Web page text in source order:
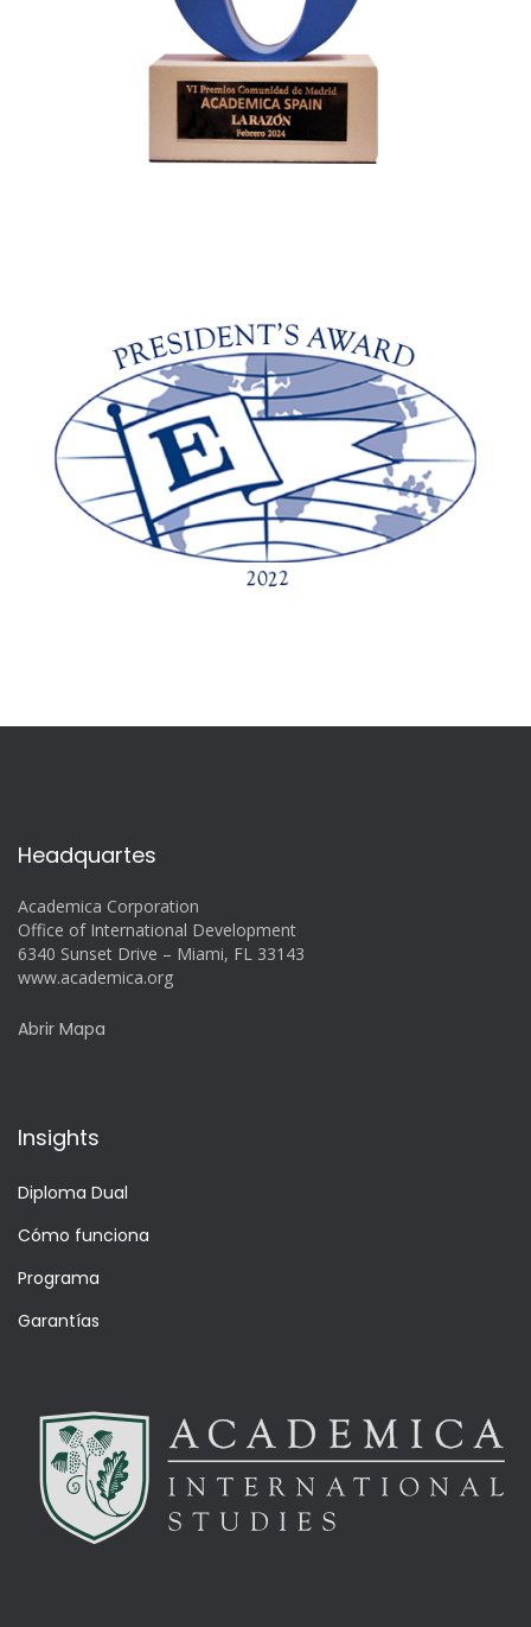
Headquartes
Academica Corporation
Office of International Development
6340 Sunset Drive – Miami, FL 33143
www.academica.org
Abrir Mapa
Insights
Diploma Dual
Cómo funciona
Programa
Garantías